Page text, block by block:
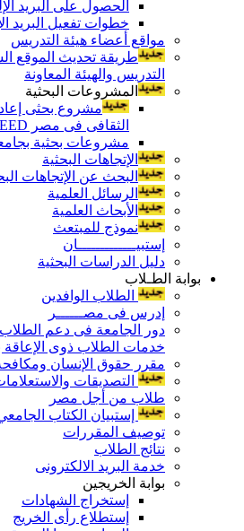
الحصول على البريد
خطوات تفعيل البريد
مواقع أعضاء هيئة التدريس
طريقة تحديث الموقع
التدريس والهيئة المعاونة
المشروعات البحثية
مشروع بحثى
الثقافى فى مصر REHEED
مشروعات بحثية
الإتجاهات البحثية
البحث عن الإتجاهات
الرسائل العلمية
الأبحاث العلمية
نموذج للمبتعث
إستبيـــــــــــــان
دليل الدراسات البحثية
بوابة الطـلاب
الطلاب الوافدين
إدرس فى مصــــــر
دور الجامعة فى دعم
خدمات الطلاب ذوى الإعاقة
مقرر حقوق الإنسان
التصديقات
طلاب من أجل مصر
إستبيان الكتاب
توصيف المقررات
نتائج الطلاب
خدمة البريد الالكترونى
بوابة الخريجين
إستخراج الشهادات
إستطلاع رأى الخريج